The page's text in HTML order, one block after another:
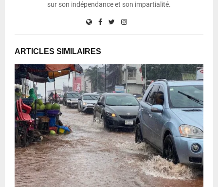
sur son indépendance et son impartialité.
ARTICLES SIMILAIRES